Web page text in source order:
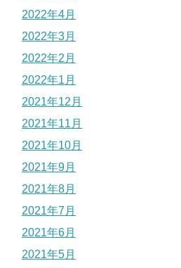
2022年4月
2022年3月
2022年2月
2022年1月
2021年12月
2021年11月
2021年10月
2021年9月
2021年8月
2021年7月
2021年6月
2021年5月